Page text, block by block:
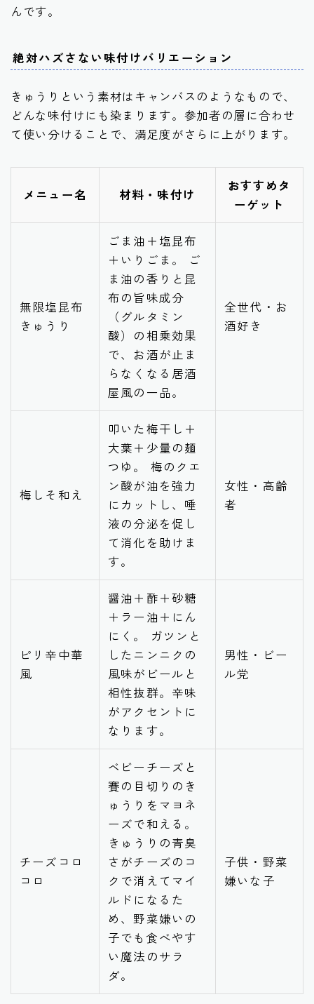
んです。
絶対ハズさない味付けバリエーション
きゅうりという素材はキャンバスのようなもので、
どんな味付けにも染まります。参加者の層に合わせ
て使い分けることで、満足度がさらに上がります。
メニュー名 材料・味付け
おすすめタ
ーゲット
無限塩昆布
きゅうり
ごま油＋塩昆布
＋いりごま。 ご
ま油の香りと昆
布の旨味成分
（グルタミン
酸）の相乗効果
で、お酒が止ま
らなくなる居酒
屋風の一品。
全世代・お
酒好き
梅しそ和え
叩いた梅干し＋
大葉＋少量の麺
つゆ。 梅のクエ
ン酸が油を強力
にカットし、唾
液の分泌を促し
て消化を助けま
す。
女性・高齢
者
ピリ辛中華
風
醤油＋酢＋砂糖
＋ラー油＋にん
にく。 ガツンと
したニンニクの
風味がビールと
相性抜群。辛味
がアクセントに
なります。
男性・ビー
ル党
チーズコロ
コロ
ベビーチーズと
賽の目切りのき
ゅうりをマヨネ
ーズで和える。
きゅうりの青臭
さがチーズのコ
クで消えてマイ
ルドになるた
め、野菜嫌いの
子でも食べやす
い魔法のサラ
ダ。
子供・野菜
嫌いな子